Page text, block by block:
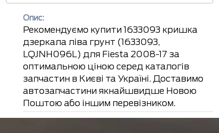
Опис:
Рекомендуємо купити 1633093 кришка
дзеркала ліва грунт (1633093,
LQJNH096L) для Fiesta 2008-17 за
оптимальною ціною серед каталогів
запчастин в Києві та Україні. Доставимо
автозапчастини якнайшвидше Новою
Поштою або іншим перевізником.